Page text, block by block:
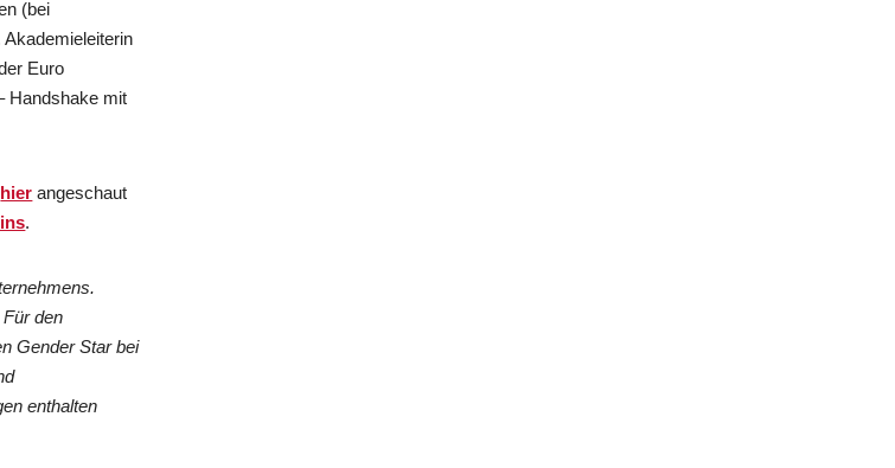
(bei
Euro
Handshake mit
hier angeschaut
.
den
Gender Star bei
enthalten